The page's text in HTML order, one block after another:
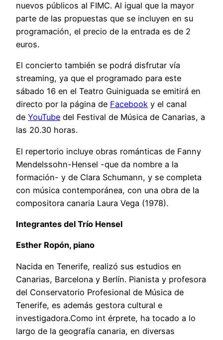
nuevos públicos al FIMC. Al igual que la mayor
parte de las propuestas que se incluyen en su
programación, el precio de la entrada es de 2
euros.
El concierto también se podrá disfrutar vía
streaming, ya que el programado para este
sábado 16 en el Teatro Guiniguada se emitirá en
directo por la página de Facebook y el canal
de YouTube del Festival de Música de Canarias, a
las 20.30 horas.
El repertorio incluye obras románticas de Fanny
Mendelssohn-Hensel -que da nombre a la
formación- y de Clara Schumann, y se completa
con música contemporánea, con una obra de la
compositora canaria Laura Vega (1978).
Integrantes del Trío Hensel
Esther Ropón, piano
Nacida en Tenerife, realizó sus estudios en
Canarias, Barcelona y Berlín. Pianista y profesora
del Conservatorio Profesional de Música de
Tenerife, es además gestora cultural e
investigadora.Como int érprete, ha tocado a lo
largo de la geografía canaria, en diversas